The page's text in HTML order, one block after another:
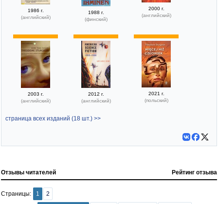
1986 г.
(английский)
1988 г.
(финский)
2000 г.
(английский)
2003 г.
(английский)
2012 г.
(английский)
2021 г.
(польский)
страница всех изданий (18 шт.) >>
Отзывы читателей Рейтинг отзыва
Страницы: 1 2